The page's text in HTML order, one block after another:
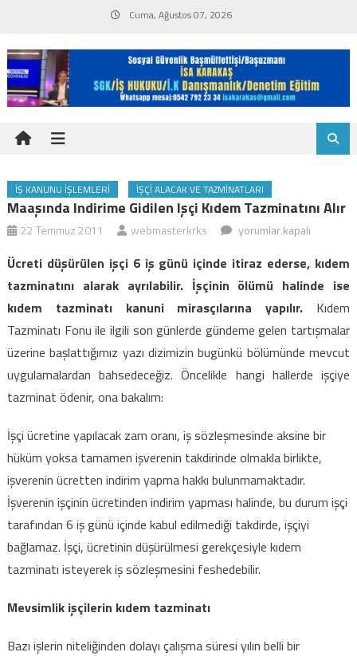
content
Cuma, Ağustos 07, 2026
İŞ KANUNU İŞLEMLERI İŞÇI ALACAK VE TAZMINATLARI
Maaşında Indirime Gidilen Işçi Kıdem Tazminatını Alır
22 Temmuz 2011 webmasterkrks
Maaşında
gidilen
işçi
kıdem
tazminatını
alır
için
yorumlar kapalı
Ücreti düşürülen işçi 6 iş günü içinde itiraz ederse, kıdem
tazminatını alarak ayrılabilir. İşçinin ölümü halinde ise
kıdem tazminatı kanuni mirasçılarına yapılır. Kıdem
Tazminatı Fonu ile ilgili son günlerde gündeme gelen tartışmalar
üzerine başlattığımız yazı dizimizin bugünkü bölümünde mevcut
uygulamalardan bahsedeceğiz. Öncelikle hangi hallerde işçiye
tazminat ödenir, ona bakalım:
İşçi ücretine yapılacak zam oranı, iş sözleşmesinde aksine bir
hüküm yoksa tamamen işverenin takdirinde olmakla birlikte,
işverenin ücretten indirim yapma hakkı bulunmamaktadır.
İşverenin işçinin ücretinden indirim yapması halinde, bu durum işçi
tarafından 6 iş günü içinde kabul edilmediği takdirde, işçiyi
bağlamaz. İşçi, ücretinin düşürülmesi gerekçesiyle kıdem
tazminatı isteyerek iş sözleşmesini feshedebilir.
Mevsimlik işçilerin kıdem tazminatı
Bazı işlerin niteliğinden dolayı çalışma süresi yılın belli bir